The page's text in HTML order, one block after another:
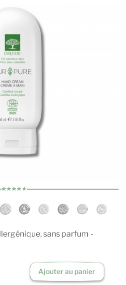
sans parfum -
Ajouter au panier